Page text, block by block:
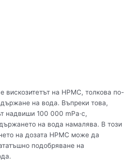
вискозитетът на HPMC, толкова по-
на вода. Въпреки това,
надвиши 100 000 mPa·с,
на вода намалява. В този
на дозата HPMC може да
подобряване на